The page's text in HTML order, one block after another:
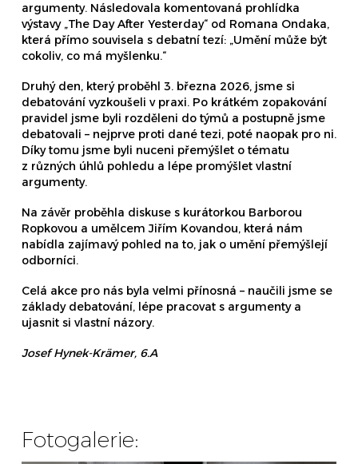
argumenty. Následovala komentovaná prohlídka
výstavy „The Day After Yesterday“ od Romana Ondaka,
která přímo souvisela s debatní tezí: „Umění může být
cokoliv, co má myšlenku.“
Druhý den, který proběhl 3. března 2026, jsme si
debatování vyzkoušeli v praxi. Po krátkém zopakování
pravidel jsme byli rozděleni do týmů a postupně jsme
debatovali – nejprve proti dané tezi, poté naopak pro ni.
Díky tomu jsme byli nuceni přemýšlet o tématu
z různých úhlů pohledu a lépe promýšlet vlastní
argumenty.
Na závěr proběhla diskuse s kurátorkou Barborou
Ropkovou a umělcem Jiřím Kovandou, která nám
nabídla zajímavý pohled na to, jak o umění přemýšlejí
odborníci.
Celá akce pro nás byla velmi přínosná – naučili jsme se
základy debatování, lépe pracovat s argumenty a
ujasnit si vlastní názory.
Josef Hynek-Krämer, 6.A
Fotogalerie: